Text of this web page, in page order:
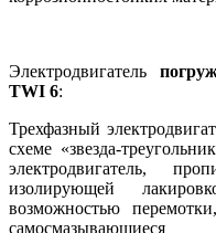
Электродвигатель
TWI 6:
Трехфазный
схеме «звезда-
электродвигатель,
изолирующей
возможностью